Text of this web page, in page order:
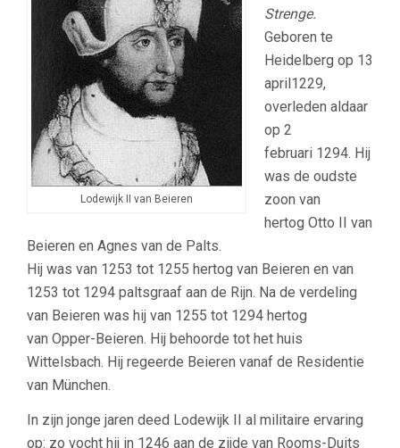
Lodewijk II van Beieren
Strenge.
Geboren te
Heidelberg op 13
april1229,
overleden aldaar
op 2
februari 1294. Hij
was de oudste
zoon van
hertog Otto II van
Beieren en Agnes van de Palts.
Hij was van 1253 tot 1255 hertog van Beieren en van
1253 tot 1294 paltsgraaf aan de Rijn. Na de verdeling
van Beieren was hij van 1255 tot 1294 hertog
van Opper-Beieren. Hij behoorde tot het huis
Wittelsbach. Hij regeerde Beieren vanaf de Residentie
van München.
In zijn jonge jaren deed Lodewijk II al militaire ervaring
op: zo vocht hij in 1246 aan de zijde van Rooms-Duits